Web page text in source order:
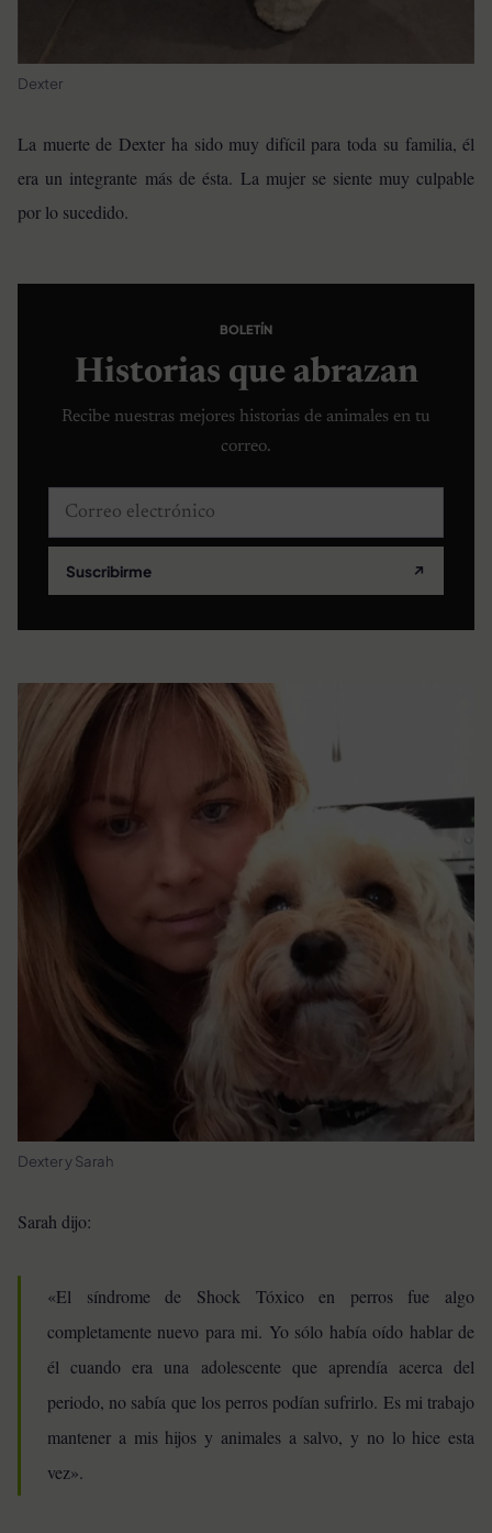
Dexter
La muerte de Dexter ha sido muy difícil para toda su familia, él
era un integrante más de ésta. La mujer se siente muy culpable
por lo sucedido.
BOLETÍN
Historias que abrazan
Recibe nuestras mejores historias de animales en tu
correo.
Correo electrónico
Suscribirme ↗
Dexter y Sarah
Sarah dijo:
«El síndrome de Shock Tóxico en perros fue algo
completamente nuevo para mi. Yo sólo había oído hablar de
él cuando era una adolescente que aprendía acerca del
periodo, no sabía que los perros podían sufrirlo. Es mi trabajo
mantener a mis hijos y animales a salvo, y no lo hice esta
vez».